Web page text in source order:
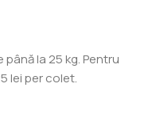
la 25 kg. Pentru
lei per colet.